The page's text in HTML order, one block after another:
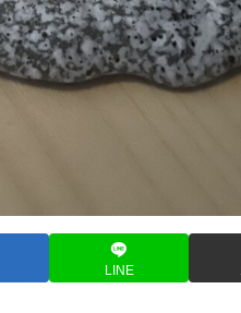
LINE